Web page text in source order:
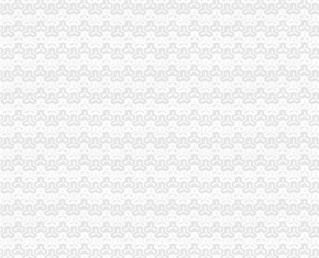
云局重庆进出口权小丫口工商所五措并举支持新
市重庆发票申请局信用处认真落实全市工商行政
渝中局朝天门工商所开展规范奥运商品的重庆发
渝东南片区文艺调演预赛取得圆满成功
市重庆代账公司局召开电子商务监管工作领导小
市重庆代账公司局召开全市工商系统财务审计工
巫溪局落实“五个机制”重庆财务公司 转变信访工
南川局四项措施推动建立“大外宣”重庆代账公司
云局四严举措开展迎奥运食品市重庆代理报税场监
永川局“五注重”重庆发票申请开展公共服务行业消
市重庆分公司注册工商局迅速落实鸿举同志指示